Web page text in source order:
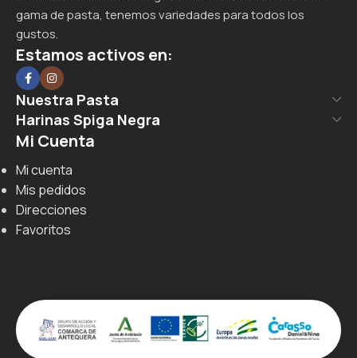
gama de pasta, tenemos variedades para todos los
gustos.
Estamos activos en:
Nuestra Pasta
Harinas Spiga Negra
Mi Cuenta
Mi cuenta
Mis pedidos
Direcciones
Favoritos